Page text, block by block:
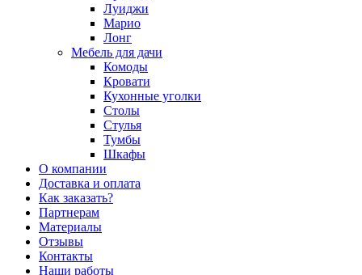
Луиджи
Марио
Лонг
Мебель для дачи
Комоды
Кровати
Кухонные уголки
Столы
Стулья
Тумбы
Шкафы
О компании
Доставка и оплата
Как заказать?
Партнерам
Материалы
Отзывы
Контакты
Наши работы